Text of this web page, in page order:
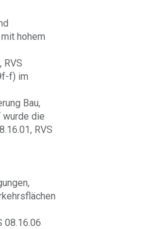
hohem
RVS
f) im
Bau,
wurde die
RVS
08.16.06